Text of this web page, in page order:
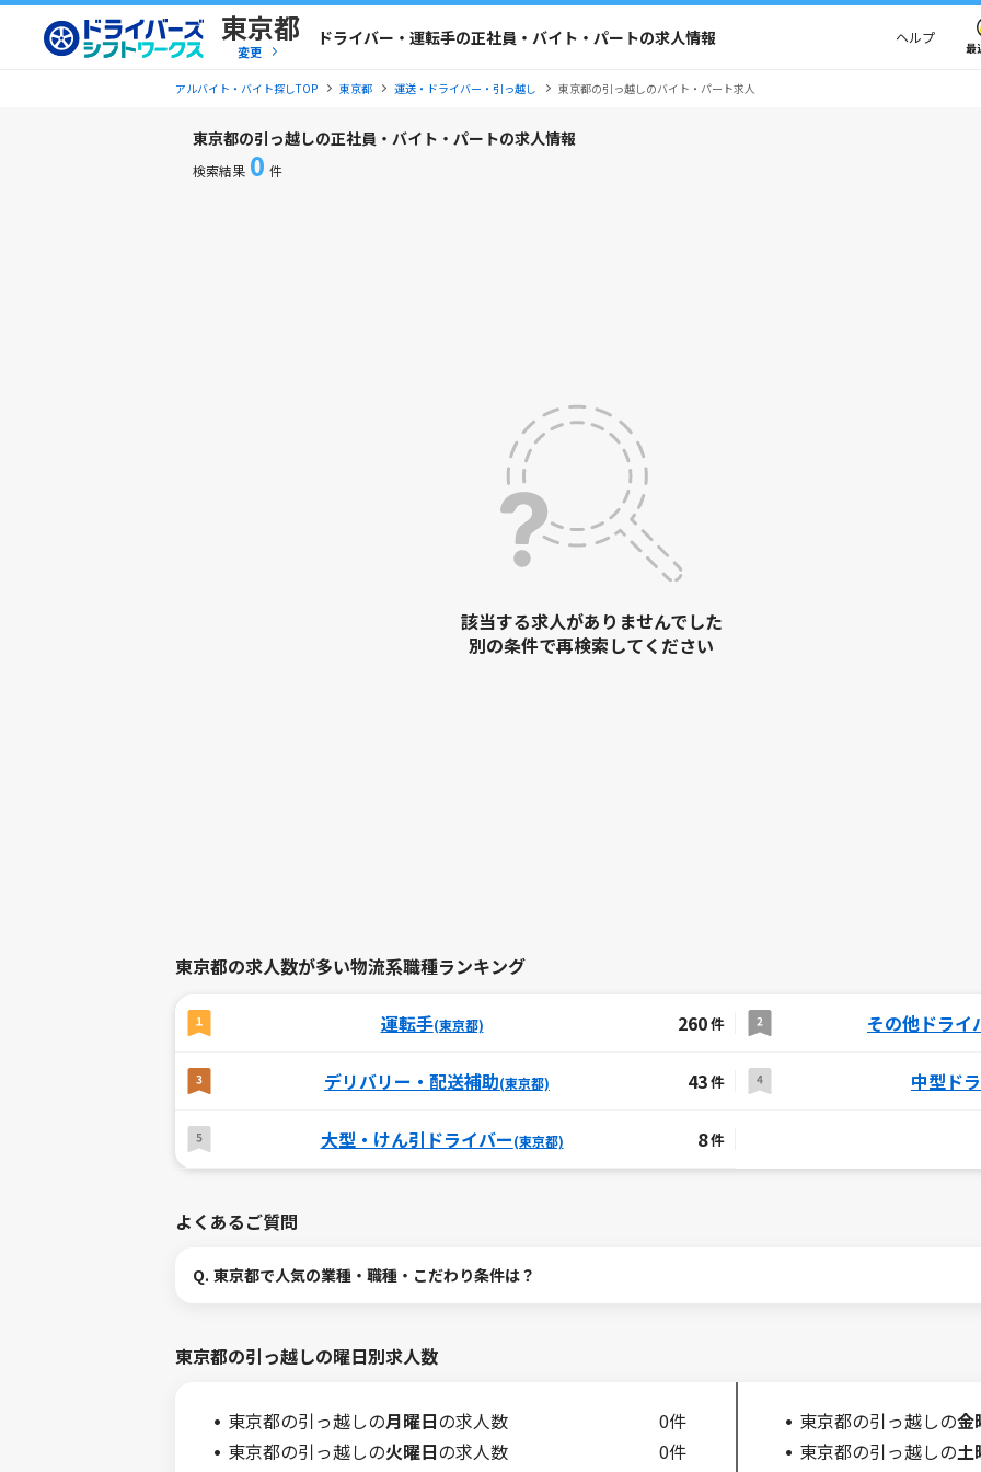
東京都
変更
ドライバー・運転手の正社員・バイト・パートの求人情報 ヘルプ
最
アルバイト・バイト探しTOP 東京都 運送・ドライバー・引っ越し 東京都の引っ越しのバイト・パート求人
東京都の引っ越しの正社員・バイト・パートの求人情報
検索結果 0 件
該当する求人がありませんでした
別の条件で再検索してください
東京都の求人数が多い物流系職種ランキング
運転手(東京都) 260件 その他ドライ
デリバリー・配送補助(東京都) 43件 中型ド
大型・けん引ドライバー(東京都) 8件
よくあるご質問
Q. 東京都で人気の業種・職種・こだわり条件は？
東京都の引っ越しの曜日別求人数
東京都の引っ越しの月曜日の求人数 0件 東京都の引っ越しの金
東京都の引っ越しの火曜日の求人数 0件 東京都の引っ越しの土